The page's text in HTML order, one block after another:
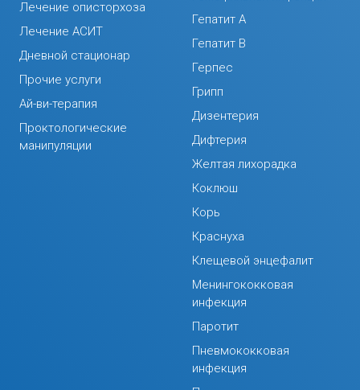
Лечение описторхоза
Лечение АСИТ
Дневной стационар
Прочие услуги
Ай-ви-терапия
Проктологические
манипуляции
Гепатит А
Гепатит В
Герпес
Грипп
Дизентерия
Дифтерия
Желтая лихорадка
Коклюш
Корь
Краснуха
Клещевой энцефалит
Менингококковая
инфекция
Паротит
Пневмококковая
инфекция